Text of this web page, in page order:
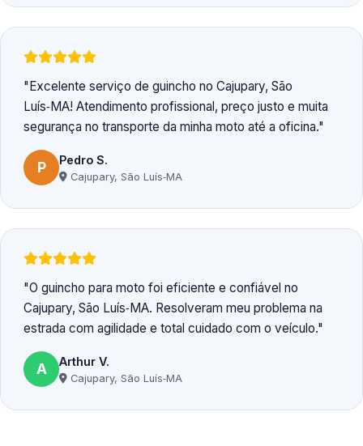
Excelente serviço de guincho no Cajupary, São
Luís‑MA! Atendimento profissional, preço justo e muita
segurança no transporte da minha moto até a oficina.
P Pedro S.
Cajupary, São Luís‑MA
O guincho para moto foi eficiente e confiável no
Cajupary, São Luís‑MA. Resolveram meu problema na
estrada com agilidade e total cuidado com o veículo.
A Arthur V.
Cajupary, São Luís‑MA